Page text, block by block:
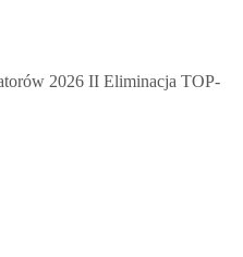
2026 II Eliminacja TOP-